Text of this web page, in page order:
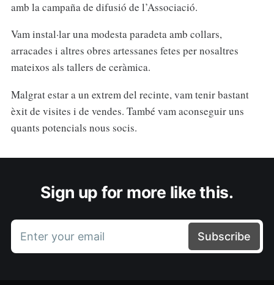
amb la campaña de difusió de l’Associació.
Vam instal·lar una modesta paradeta amb collars,
arracades i altres obres artessanes fetes per nosaltres
mateixos als tallers de ceràmica.
Malgrat estar a un extrem del recinte, vam tenir bastant
èxit de visites i de vendes. També vam aconseguir uns
quants potencials nous socis.
Sign up for more like this.
Enter your email Subscribe